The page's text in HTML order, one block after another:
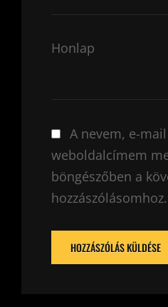
Honlap
A nevem, e-
weboldalcímem
böngészőben a
hozzászólásomhoz.